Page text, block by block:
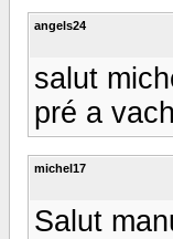
angels24
salut
pré a
michel17
Salut